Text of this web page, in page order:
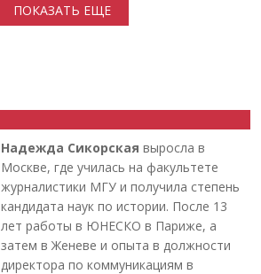
ПОКАЗАТЬ ЕЩЕ
Надежда Сикорская выросла в
Москве, где училась на факультете
журналистики МГУ и получила степень
кандидата наук по истории. После 13
лет работы в ЮНЕСКО в Париже, а
затем в Женеве и опыта в должности
директора по коммуникациям в